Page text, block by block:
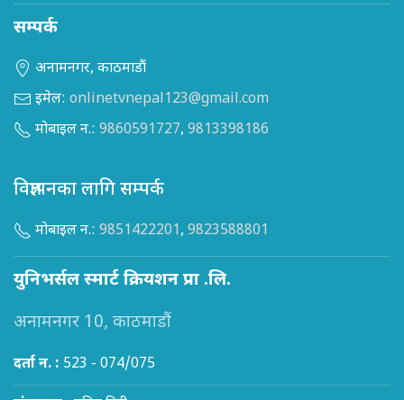
सम्पर्क
अनामनगर, काठमाडौं
इमेल: onlinetvnepal123@gmail.com
मोबाइल न.: 9860591727, 9813398186
विज्ञापनका लागि सम्पर्क
मोबाइल न.: 9851422201, 9823588801
युनिभर्सल स्मार्ट क्रियशन प्रा .लि.
अनामनगर 10, काठमाडौं
दर्ता न. : 523 - 074/075